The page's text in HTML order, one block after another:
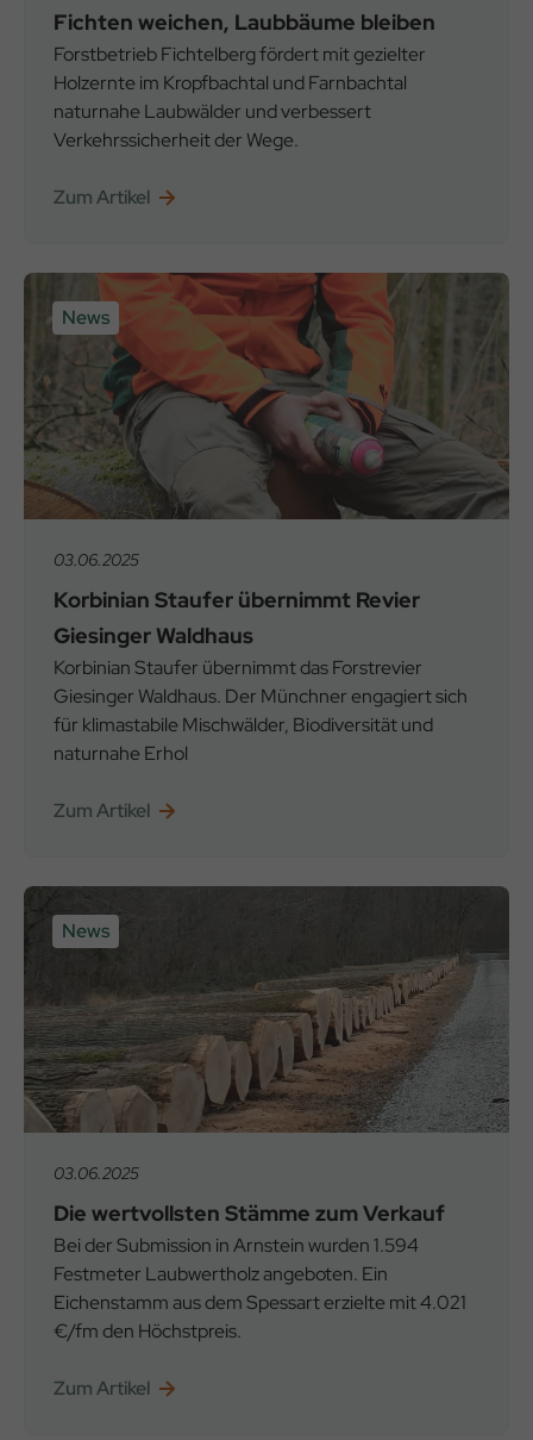
Fichten weichen, Laubbäume bleiben
Forstbetrieb Fichtelberg fördert mit gezielter
Holzernte im Kropfbachtal und Farnbachtal
naturnahe Laubwälder und verbessert
Verkehrssicherheit der Wege.
Zum Artikel
News
03.06.2025
Korbinian Staufer übernimmt Revier
Giesinger Waldhaus
Korbinian Staufer übernimmt das Forstrevier
Giesinger Waldhaus. Der Münchner engagiert sich
für klimastabile Mischwälder, Biodiversität und
naturnahe Erhol
Zum Artikel
News
03.06.2025
Die wertvollsten Stämme zum Verkauf
Bei der Submission in Arnstein wurden 1.594
Festmeter Laubwertholz angeboten. Ein
Eichenstamm aus dem Spessart erzielte mit 4.021
€/fm den Höchstpreis.
Zum Artikel